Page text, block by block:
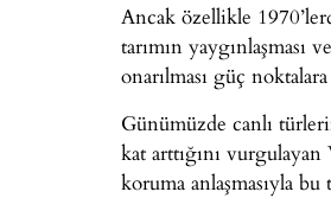
Ancak özellikle
tarımın yaygınlaşması
onarılması güç
Günümüzde canlı
kat arttığını
koruma anlaşmasıyla